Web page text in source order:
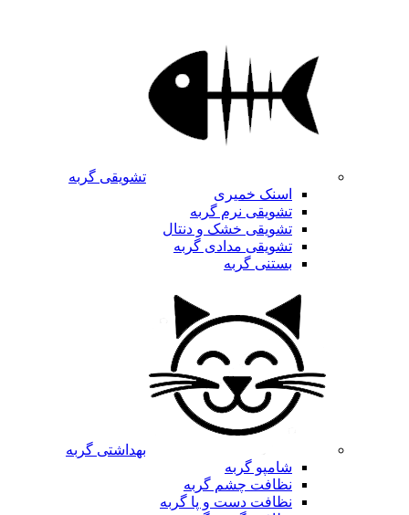
تشویقی گربه
اسنک خمیری
تشویقی نرم گربه
تشویقی خشک و دنتال
تشویقی مدادی گربه
بستنی گربه
بهداشتی گربه
شامپو گربه
نظافت چشم گربه
نظافت دست و پا گربه